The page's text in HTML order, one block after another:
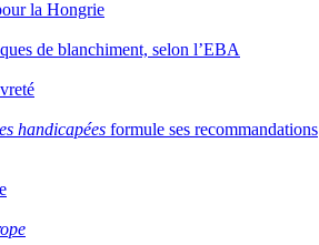
la Hongrie
de blanchiment, selon l’EBA
handicapées formule ses recommandations